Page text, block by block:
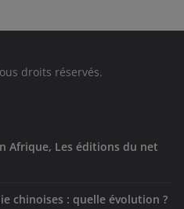
droits réservés.
Afrique, Les éditions du net
chinoises : quelle évolution ?